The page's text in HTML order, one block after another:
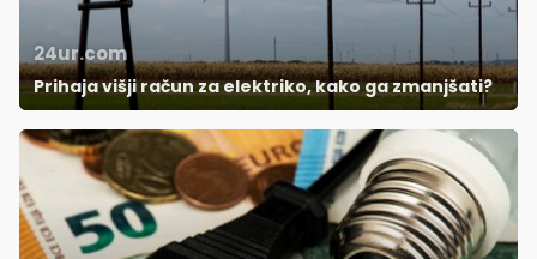
24ur.com
Prihaja višji račun za elektriko, kako ga zmanjšati?